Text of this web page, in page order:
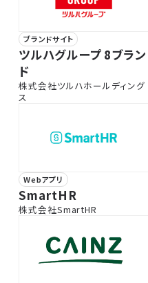
ブランドサイト
ツルハグループ 8ブラン
ド
株式会社ツルハホールディング
ス
Webアプリ
SmartHR
株式会社SmartHR